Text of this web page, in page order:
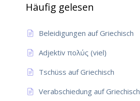
Häufig gelesen
Beleidigungen auf Griechisch
Adjektiv πολύς (viel)
Tschüss auf Griechisch
Verabschiedung auf Griechisch